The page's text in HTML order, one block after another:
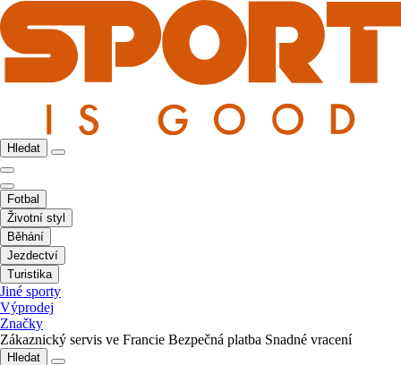
Hledat
Fotbal
Životní styl
Běhání
Jezdectví
Turistika
Jiné sporty
Výprodej
Značky
Zákaznický servis ve Francie Bezpečná platba Snadné vracení
Hledat